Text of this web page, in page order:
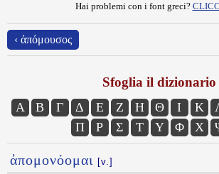
Hai problemi con i font greci?
‹ ἀπόμουσος
Sfoglia il dizionario
Α Β Γ Δ Ε Ζ Η Θ Ι Κ
Π
Ρ Σ Τ Υ Φ Χ
ἀπομονόομαι [v.]